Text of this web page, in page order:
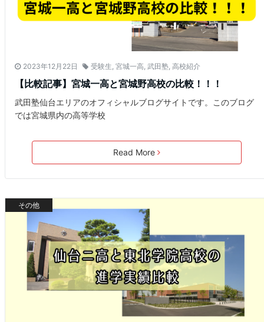
2023年12月22日 受験生, 宮城一高, 武田塾, 高校紹介
【比較記事】宮城一高と宮城野高校の比較！！！
武田塾仙台エリアのオフィシャルブログサイトです。このブログ
では宮城県内の高等学校
Read More
その他